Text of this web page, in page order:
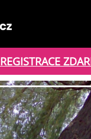
REGISTRACE